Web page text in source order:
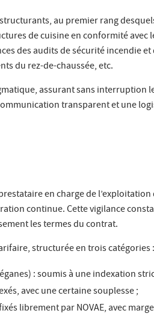
au premier rang
de cuisine en conformité avec
des audits de sécurité incendie
du rez-de-chaussée, etc.
assurant sans interruption
transparent et une
en charge de
continue. Cette vigilance
les termes du contrat.
structurée en trois catégories :
: soumis à une indexation
avec une certaine souplesse ;
librement par NOVAE, avec